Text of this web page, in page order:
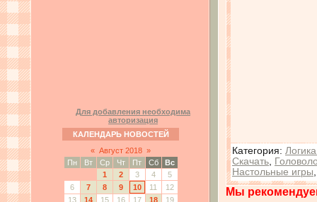
Для добавления необходима
авторизация
КАЛЕНДАРЬ НОВОСТЕЙ
« Август 2018 »
Пн
Вт Ср Чт Пт Сб
Вс
1
2 3 4
5
6
7 8 9 10 11
12
13
14 15 16 17 18
19
Категория:
Скачать
Настольные игры
Мы